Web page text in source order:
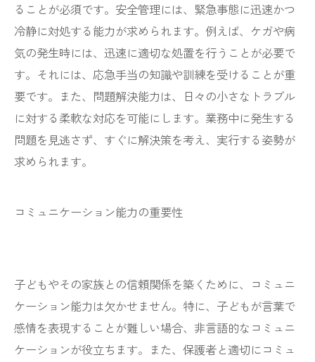
ることが必須です。安全管理には、緊急事態に迅速かつ
冷静に対処する能力が求められます。例えば、ケガや病
気の発生時には、迅速に適切な処置を行うことが必要で
す。それには、応急手当の知識や訓練を受けることが重
要です。また、問題解決能力は、日々の小さなトラブル
に対する柔軟な対応を可能にします。業務中に発生する
問題を見逃さず、すぐに解決策を考え、実行する姿勢が
求められます。
コミュニケーション能力の重要性
子どもやその家族との信頼関係を築くために、コミュニ
ケーション能力は欠かせません。特に、子どもが言葉で
感情を表現することが難しい場合、非言語的なコミュニ
ケーションが役立ちます。また、保護者と適切にコミュ